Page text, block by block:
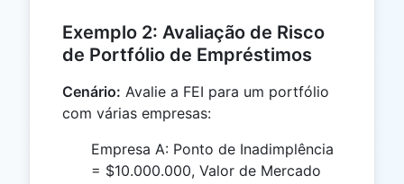
Exemplo 2: Avaliação de Risco
de Portfólio de Empréstimos
Cenário: Avalie a FEI para um portfólio
com várias empresas:
Empresa A: Ponto de Inadimplência
= $10.000.000, Valor de Mercado